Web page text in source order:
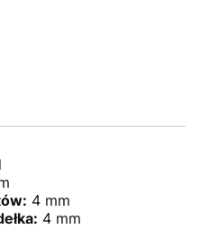
4 mm
4 mm